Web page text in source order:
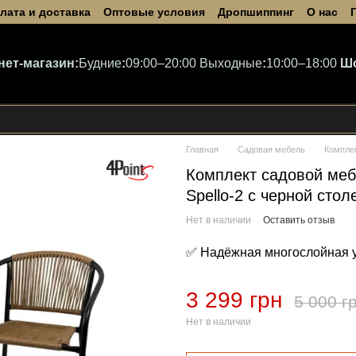
и доставка Оптовые условия Дропшиппинг О нас
магазин:Будние:09:00–20:00 Выходные:10:00–18:00
Главная Садовая мебель
Комплект садовой
Spello-2 с черной
Нет в наличии Оставить отзыв
✅ Надёжная многослойная
3 299 грн 5 000
Нет в наличии